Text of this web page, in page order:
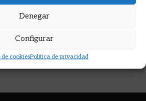
Denegar
Configurar
cookiesPolítica de privacidad